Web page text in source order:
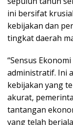
ini bersifat
kebijakan dan
tingkat daerah
“Sensus
administratif. Ini
kebijakan yang
akurat,
tantangan
yang telah